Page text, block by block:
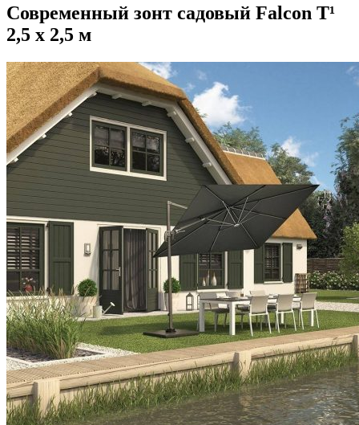
Современный зонт садовый Falcon T¹
2,5 x 2,5 м